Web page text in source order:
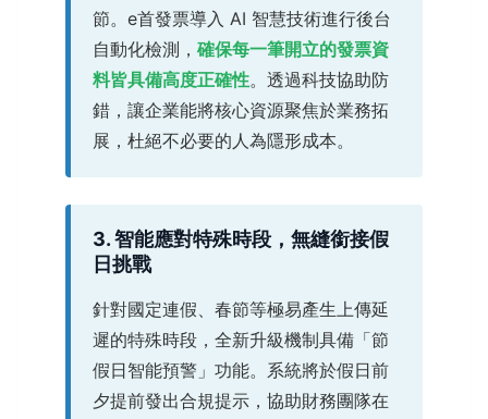
節。e首發票導入 AI 智慧技術進行後台
自動化檢測， 確保每一筆開立的發票資
料皆具備高度正確性。透過科技協助防
錯，讓企業能將核心資源聚焦於業務拓
展，杜絕不必要的人為隱形成本。
3. 智能應對特殊時段，無縫銜接假
日挑戰
針對國定連假、春節等極易產生上傳延
遲的特殊時段，全新升級機制具備「節
假日智能預警」功能。系統將於假日前
夕提前發出合規提示，協助財務團隊在